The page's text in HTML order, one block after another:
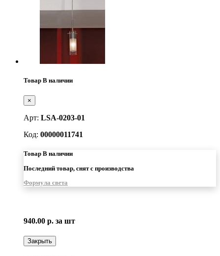
Товар В наличии
×
Арт: LSA-0203-01
Код: 00000011741
Товар В наличии
Последний товар, снят с производства
Формула света
940.00 р. за шт
Закрыть